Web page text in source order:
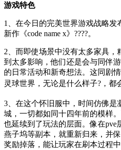
游戏特色
1、在今日的完美世界游戏战略发
新作《code name x》????。
2、而即使场景中没有太多家具，
到太多影响，他们还是会与同伴
的日常活动和新奇想法。这同剧
灵球世界，无论是什么样子?，都
3、在这个怀旧服中，时间仿佛是
城，一切都如同十四年前的模样
也延续到了玩法的层面。像在pve
燕子坞等副本，就重新归来，并
奖励掉落，能让玩家在刷本过程